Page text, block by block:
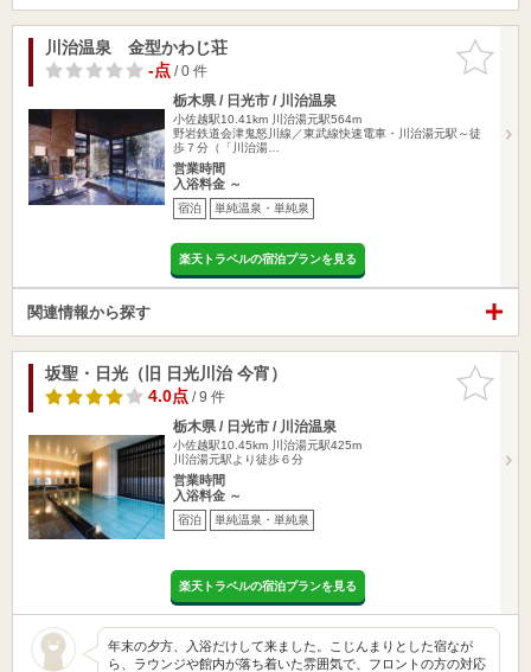
お気に入
りに追加
川治温泉 金型かわじ荘
-点/ 0 件
栃木県 / 日光市 / 川治温泉
小佐越駅10.41km
川治湯元駅564m
野岩鉄道会津鬼怒川線／東武線快速電車・川治湯元駅～徒
歩７分（「川治湯…
営業時間
入浴料金 ～
宿泊 単純温泉・単純泉
楽天トラベルの宿泊プランを見る
関連情報から探す
お気に入
りに追加
坂聖・日光（旧 日光川治 今宵）
4.0点/ 9 件
栃木県 / 日光市 / 川治温泉
小佐越駅10.45km
川治湯元駅425m
川治湯元駅より徒歩６分
営業時間
入浴料金 ～
宿泊 単純温泉・単純泉
楽天トラベルの宿泊プランを見る
年末の夕方、入浴だけして来ました。こじんまりとした宿なが
ら、ラウンジや館内が落ち着いた雰囲気で、フロントの方の対応